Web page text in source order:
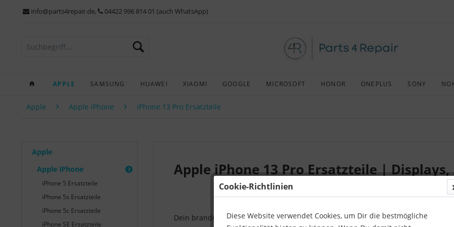
info@parts4repair.de, 04422 996 814 01 (auch WhatsApp)
APPLE SAMSUNG HUAWEI XIAOMI GOOGLE MICROSOFT HONOR ONEPLUS SONY
Apple Apple iPhone iPhone 13 Pro Ersatzteile
Apple
Apple iPhone
iPhone 5 Ersatzteile
iPhone 5s Ersatzteile
iPhone 5c Ersatzteile
iPhone SE Ersatzteile
Apple iPhone 13 Pro Ersatzteile |
Dein brandneuesiPhone 13Pro ist runtergefallen, die Vorderseite ist in tausend
Cookie-Richtlinien
Diese Website verwendet Cookies, um Dir die bestmögliche